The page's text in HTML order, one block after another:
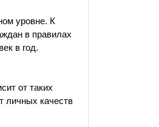
уровне. К
в правилах
в год.
от таких
личных качеств